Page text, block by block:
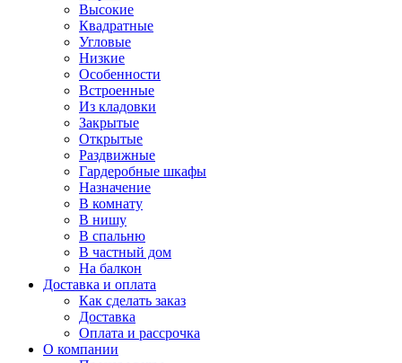
Высокие
Квадратные
Угловые
Низкие
Особенности
Встроенные
Из кладовки
Закрытые
Открытые
Раздвижные
Гардеробные шкафы
Назначение
В комнату
В нишу
В спальню
В частный дом
На балкон
Доставка и оплата
Как сделать заказ
Доставка
Оплата и рассрочка
О компании